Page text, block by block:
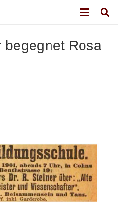
begegnet Rosa